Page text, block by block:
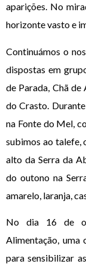
aparições. No
horizonte vasto e
Continuámos o
dispostas em
de Parada, Chã
do Crasto.
na Fonte do Mel,
subimos ao talefe,
alto da Serra da
do outono na
amarelo, laranja,
No dia 16 de
Alimentação, uma
para sensibilizar